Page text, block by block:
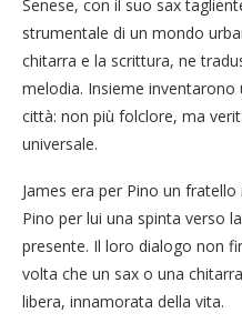
Senese, con il suo sax
strumentale di un mondo
chitarra e la scrittura, ne
melodia. Insieme
città: non più folclore, ma
universale.
James era per Pino un
Pino per lui una spinta verso
presente. Il loro dialogo non
volta che un sax o una
libera, innamorata della vita.